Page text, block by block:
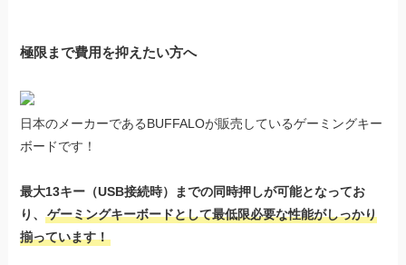
極限まで費用を抑えたい方へ
日本のメーカーであるBUFFALOが販売しているゲーミングキー
ボードです！
最大13キー（USB接続時）までの同時押しが可能となってお
り、ゲーミングキーボードとして最低限必要な性能がしっかり
揃っています！